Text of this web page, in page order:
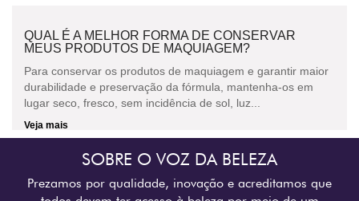
QUAL É A MELHOR FORMA DE CONSERVAR
MEUS PRODUTOS DE MAQUIAGEM?
Para conservar os produtos de maquiagem e garantir maior
durabilidade e preservação da fórmula, mantenha-os em
lugar seco, fresco, sem incidência de sol, luz...
Veja mais
SOBRE O VOZ DA BELEZA
Prezamos por qualidade, inovação e acreditamos que